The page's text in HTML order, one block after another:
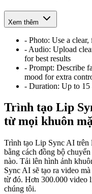
Xem thêm
- Photo: Use a
- Audio: Upload
for best results
- Prompt: Describe
mood for extra
- Duration: Up to 15
Trình tạo Lip
từ mọi khuôn
Trình tạo Lip Sync AI trên
bằng cách đồng bộ
nào. Tải lên hình ảnh
Sync AI sẽ tạo ra video
từ đó. Hơn 300.000 video
chúng tôi.